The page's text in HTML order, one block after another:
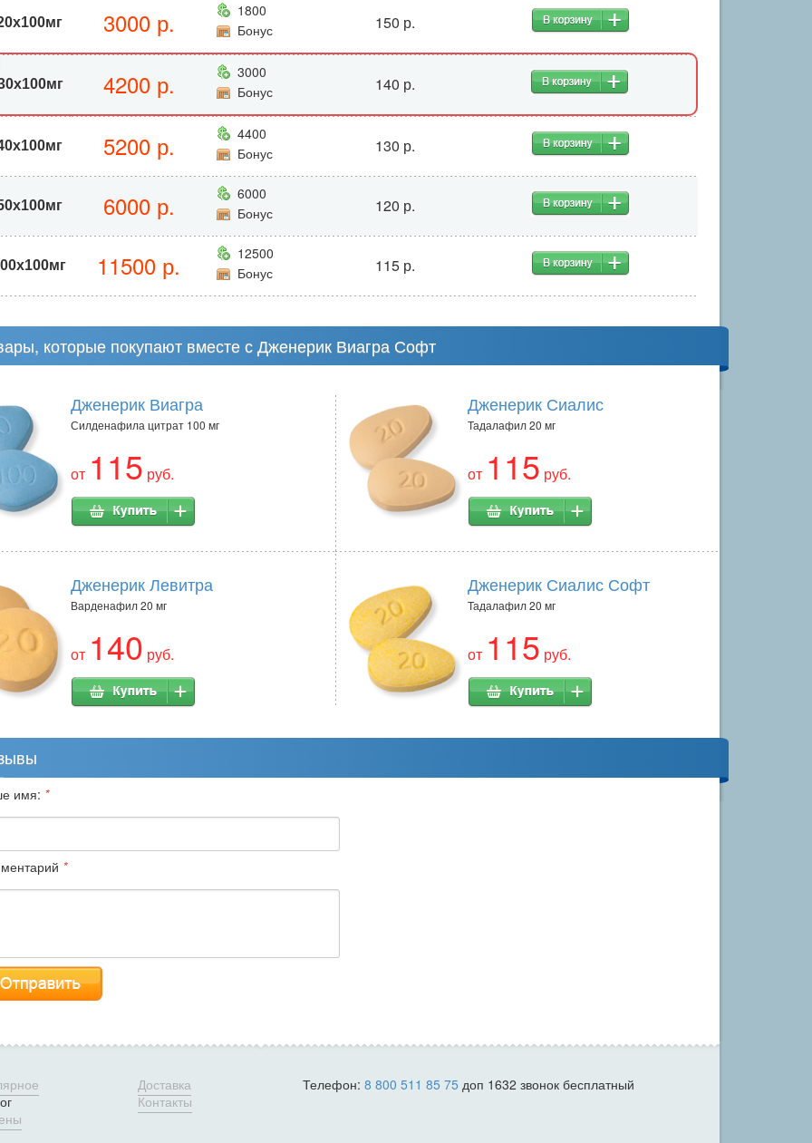
3000 р.
1800
Бонус
150 р.
4200 р.
3000
Бонус
140 р.
5200 р.
4400
Бонус
130 р.
6000 р.
6000
Бонус
120 р.
11500 р.
12500
Бонус
115 р.
которые покупают вместе с Дженерик Виагра Софт
Дженерик Виагра
Силденафила цитрат 100 мг
от 115 руб.
Дженерик Сиалис
Тадалафил 20 мг
от 115 руб.
Дженерик Левитра
Варденафил 20 мг
от 140 руб.
Дженерик Сиалис Софт
Тадалафил 20 мг
от 115 руб.
имя: *
*
Доставка
Контакты
Телефон: 8 800 511 85 75 доп 1632 звонок бесплатный